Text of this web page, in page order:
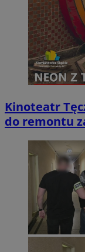
Kinoteatr
do remontu